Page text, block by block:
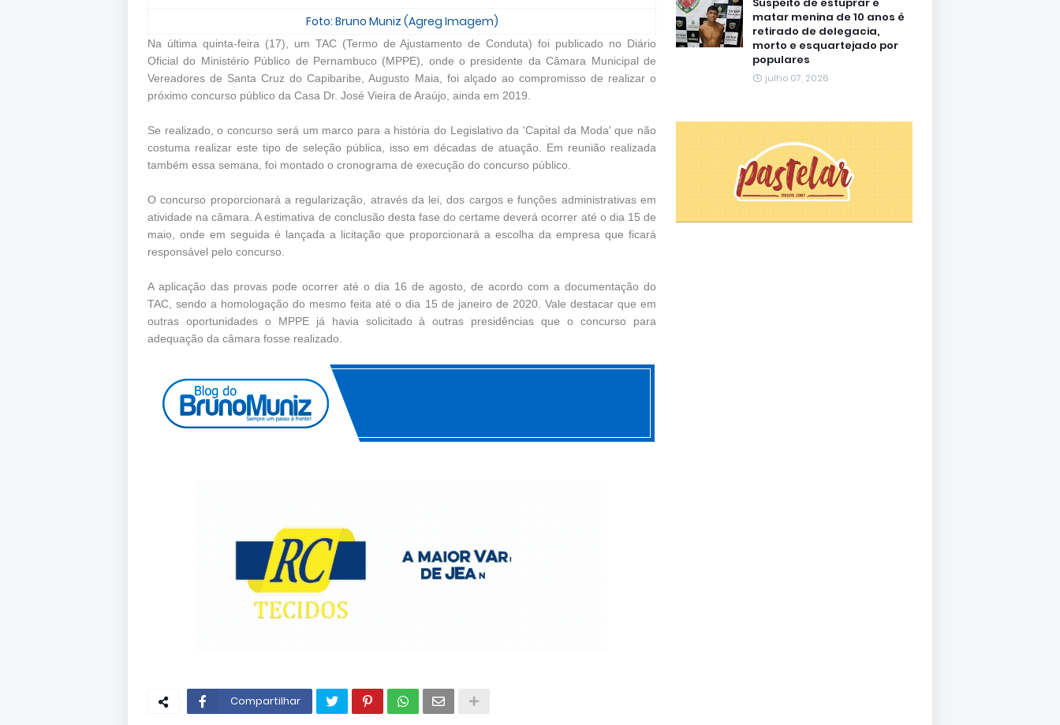
Foto: Bruno Muniz (Agreg Imagem)
Na última quinta-feira (17), um TAC (Termo de Ajustamento de Conduta) foi publicado no Diário
Oficial do Ministério Público de Pernambuco (MPPE), onde o presidente da Câmara Municipal de
Vereadores de Santa Cruz do Capibaribe, Augusto Maia, foi alçado ao compromisso de realizar o
próximo concurso público da Casa Dr. José Vieira de Araújo, ainda em 2019.
Se realizado, o concurso será um marco para a história do Legislativo da 'Capital da Moda' que não
costuma realizar este tipo de seleção pública, isso em décadas de atuação. Em reunião realizada
também essa semana, foi montado o cronograma de execução do concurso público.
O concurso proporcionará a regularização, através da lei, dos cargos e funções administrativas em
atividade na câmara. A estimativa de conclusão desta fase do certame deverá ocorrer até o dia 15 de
maio, onde em seguida é lançada a licitação que proporcionará a escolha da empresa que ficará
responsável pelo concurso.
A aplicação das provas pode ocorrer até o dia 16 de agosto, de acordo com a documentação do
TAC, sendo a homologação do mesmo feita até o dia 15 de janeiro de 2020. Vale destacar que em
outras oportunidades o MPPE já havia solicitado à outras presidências que o concurso para
adequação da câmara fosse realizado.
Compartilhar
matar menina de 10 anos é
retirado de delegacia,
morto e esquartejado por
populares
julho 07, 2026